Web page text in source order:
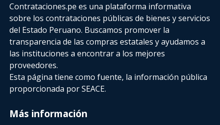
Contrataciones.pe es una plataforma informativa
sobre los contrataciones públicas de bienes y servicios
del Estado Peruano. Buscamos promover la
transparencia de las compras estatalesy ayudamos a
las instituciones a encontrar a los mejores
proveedores.
Esta página tiene como fuente, la información pública
proporcionada por SEACE.
Más información